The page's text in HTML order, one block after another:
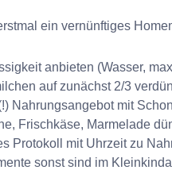
ein vernünftiges
anbieten (Wasser,
auf zunächst 2/3
Nahrungsangebot mit
Frischkäse, Marmelade
Protokoll mit Uhrzeit zu
sonst sind im